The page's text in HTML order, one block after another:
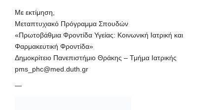
Με εκτίμηση,
Μεταπτυχιακό Πρόγραμμα Σπουδών
«Πρωτοβάθμια Φροντίδα Υγείας: Κοινωνική Ιατρική και
Φαρμακευτική Φροντίδα»
Δημοκρίτειο Πανεπιστήμιο Θράκης – Τμήμα Ιατρικής
pms_phc@med.duth.gr
—